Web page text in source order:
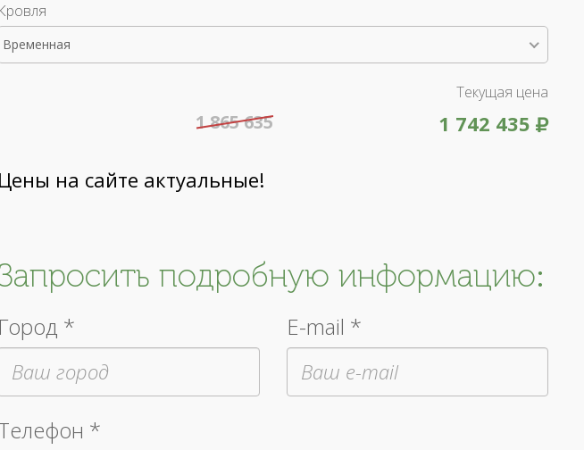
Кровля
Временная
Текущая цена
1 742 435
1 865 635
Цены на сайте актуальные!
подробную информацию:
Город * E-mail *
*